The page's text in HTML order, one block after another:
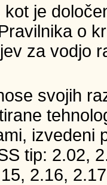
je
o
za vodjo
svojih
izvedeni
tip: 2.02,
2.16,